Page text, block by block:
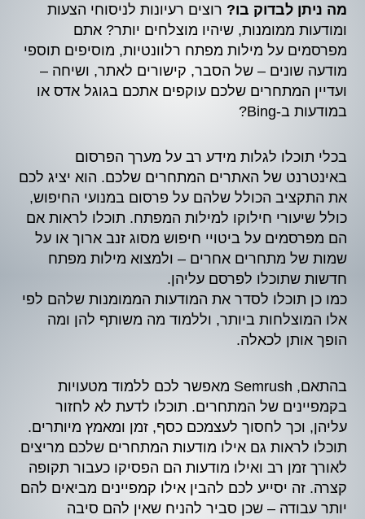
מה ניתן לבדוק בו? רוצים רעיונות לניסוחי הצעות
ומודעות ממומנות, שיהיו מוצלחים יותר? אתם
מפרסמים על מילות מפתח רלוונטיות, מוסיפים תוספי
מודעה שונים – של הסבר, קישורים לאתר, ושיחה –
ועדיין המתחרים שלכם עוקפים אתכם בגוגל אדס או
במודעות ב-Bing?
בכלי תוכלו לגלות מידע רב על מערך הפרסום
באינטרנט של האתרים המתחרים שלכם. הוא יציג לכם
את התקציב הכולל שלהם על פרסום במנועי החיפוש,
כולל שיעורי חילוקו למילות המפתח. תוכלו לראות אם
הם מפרסמים על ביטויי חיפוש מסוג זנב ארוך או על
שמות של מתחרים אחרים – ולמצוא מילות מפתח
חדשות שתוכלו לפרסם עליהן.
כמו כן תוכלו לסדר את המודעות הממומנות שלהם לפי
אלו המוצלחות ביותר, וללמוד מה משותף להן ומה
הופך אותן לכאלה.
בהתאם, Semrush מאפשר לכם ללמוד מטעויות
בקמפיינים של המתחרים. תוכלו לדעת לא לחזור
עליהן, וכך לחסוך לעצמכם כסף, זמן ומאמץ מיותרים.
תוכלו לראות גם אילו מודעות המתחרים שלכם מריצים
לאורך זמן רב ואילו מודעות הם הפסיקו כעבור תקופה
קצרה. זה יסייע לכם להבין אילו קמפיינים מביאים להם
יותר עבודה – שכן סביר להניח שאין להם סיבה